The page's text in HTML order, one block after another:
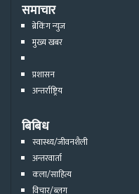
समाचार
ब्रेकिंग न्युज
मुख्य खबर
प्रशासन
अन्तर्राष्ट्रिय
बिबिध
स्वास्थ्य/जीवनशैली
अन्तरवार्ता
कला/साहित्य
विचार/ब्लग